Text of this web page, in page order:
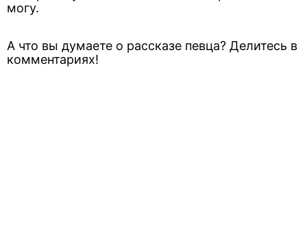
могу.
А что вы думаете о рассказе певца? Делитесь в
комментариях!